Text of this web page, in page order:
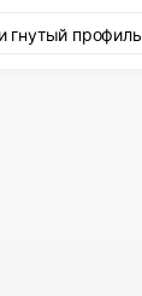
гнутый профиль